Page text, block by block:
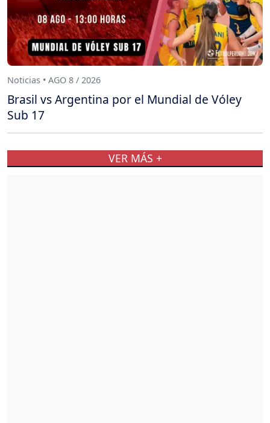
Noticias • AGO 8 / 2026
Brasil vs Argentina por el Mundial de Vóley
Sub 17
VER MÁS +